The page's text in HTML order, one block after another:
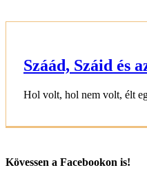
Száád, Száid és
Hol volt, hol nem volt, élt
Kövessen a Facebookon is!